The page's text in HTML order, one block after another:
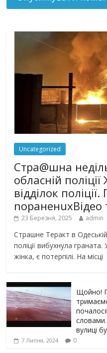
Uncategorized
Стра@шна
обласній
відділок
nораненuхВідео
23 Березня, 2025 admin
Страшне Теракт в Одеській
поліції вибухнула граната.
жінка, є потерпілі. На місці
Щойно!
вулиці
7 Липня, 2024 0